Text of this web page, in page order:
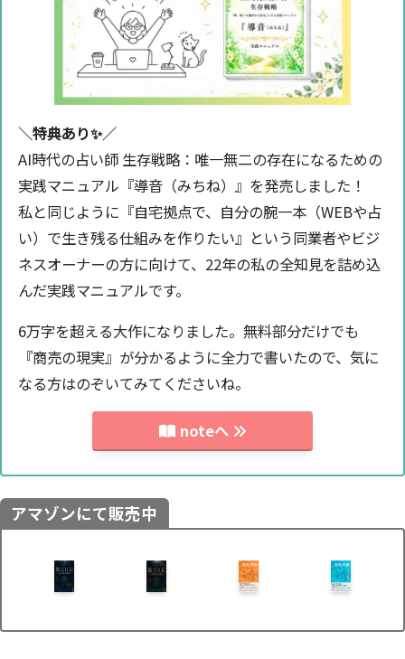
＼特典あり✨️／
AI時代の占い師 生存戦略：唯一無二の存在になるための
実践マニュアル『導音（みちね）』を発売しました！
私と同じように『自宅拠点で、自分の腕一本（WEBや占
い）で生き残る仕組みを作りたい』という同業者やビジ
ネスオーナーの方に向けて、22年の私の全知見を詰め込
んだ実践マニュアルです。
6万字を超える大作になりました。無料部分だけでも
『商売の現実』が分かるように全力で書いたので、気に
なる方はのぞいてみてくださいね。
noteへ
アマゾンにて販売中